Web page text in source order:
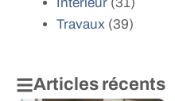
Travaux (39)
Articles récents